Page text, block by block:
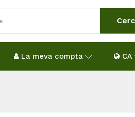
La meva compta CA